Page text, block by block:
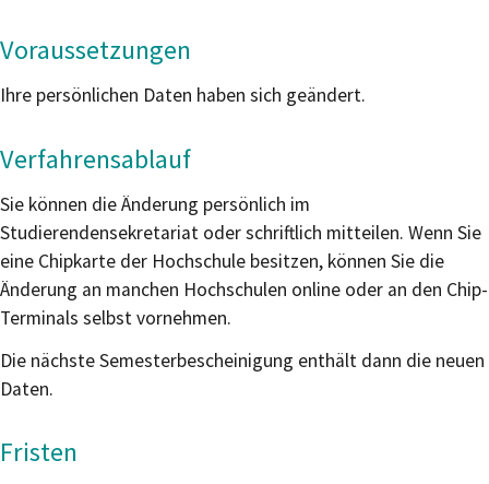
Voraussetzungen
Ihre persönlichen Daten haben sich geändert.
Verfahrensablauf
Sie können die Änderung persönlich im
Studierendensekretariat oder schriftlich mitteilen. Wenn Sie
eine Chipkarte der Hochschule besitzen, können Sie die
Änderung an manchen Hochschulen online oder an den Chip-
Terminals selbst vornehmen.
Die nächste Semesterbescheinigung enthält dann die neuen
Daten.
Fristen